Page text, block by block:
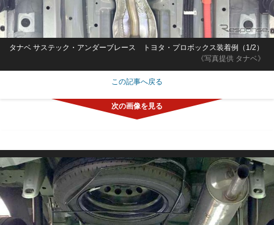
《写真提供 タナベ》
タナベ サステック・アンダーブレース トヨタ・プロボックス装着例（1/2）
この記事へ戻る